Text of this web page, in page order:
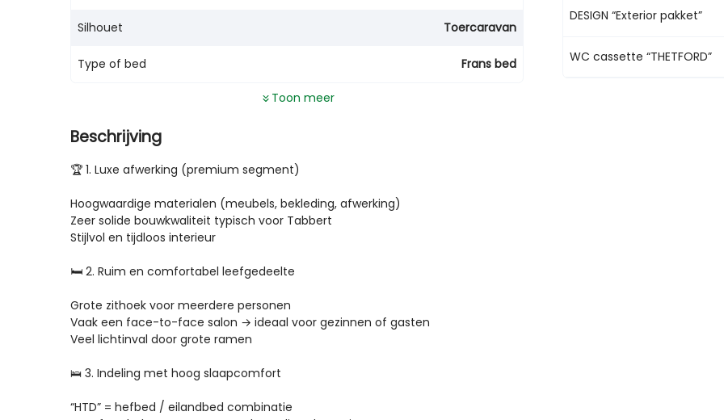
Silhouet Toercaravan
Type of bed Frans bed
Toon meer
DESIGN “Exterior pakket”
WC cassette “THETFORD”
Beschrijving
🏆 1. Luxe afwerking (premium segment)
Hoogwaardige materialen (meubels, bekleding, afwerking)
Zeer solide bouwkwaliteit typisch voor Tabbert
Stijlvol en tijdloos interieur
🛏️ 2. Ruim en comfortabel leefgedeelte
Grote zithoek voor meerdere personen
Vaak een face-to-face salon → ideaal voor gezinnen of gasten
Veel lichtinval door grote ramen
🛌 3. Indeling met hoog slaapcomfort
“HTD” = hefbed / eilandbed combinatie